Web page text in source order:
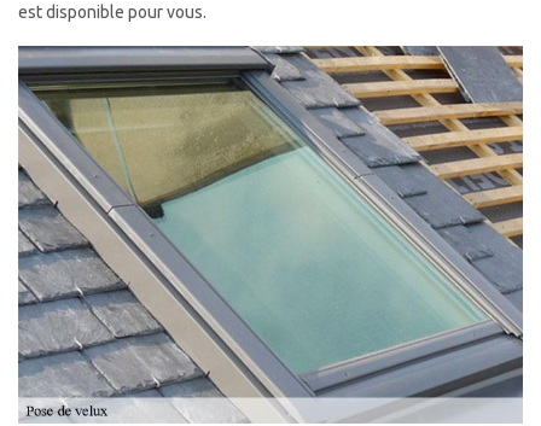
est disponible pour vous.